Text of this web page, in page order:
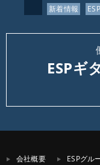
新着情報
ESPギ
会社概要 ESPグル